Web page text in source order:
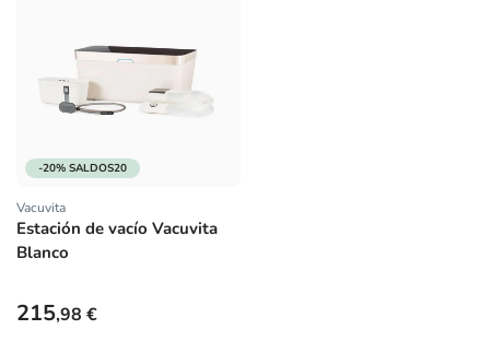
-20% SALDOS20
Proveedor:
Vacuvita
Estación de vacío Vacuvita
Blanco
Precio habitual
215,98 €